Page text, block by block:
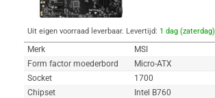
Uit eigen voorraad leverbaar. Levertijd: 1 dag (zaterdag)
Merk
MSI
Form factor moederbord
Micro-ATX
Socket
1700
Chipset
Intel B760